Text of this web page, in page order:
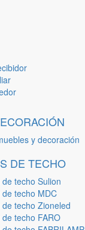
y decoración
DE TECHO
techo Sulion
techo MDC
techo Zioneled
techo FARO